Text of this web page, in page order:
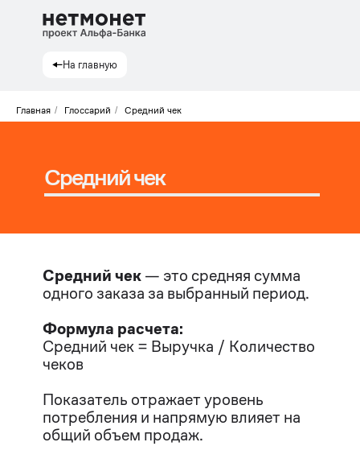
На главную
Главная / Глоссарий / Средний чек
Средний чек
Средний чек— это средняя сумма
одного заказа за выбранный период.
Формула расчета:
Средний чек = Выручка / Количество
чеков
Показатель отражает уровень
потребления и напрямую влияет на
общий объем продаж.